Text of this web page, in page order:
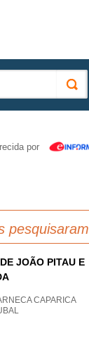
por
pesquisaram
JOÃO PITAU E
CAPARICA